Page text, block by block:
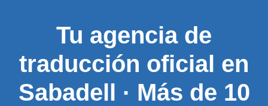
Tu agencia de
traducción oficial en
Sabadell · Más de 10